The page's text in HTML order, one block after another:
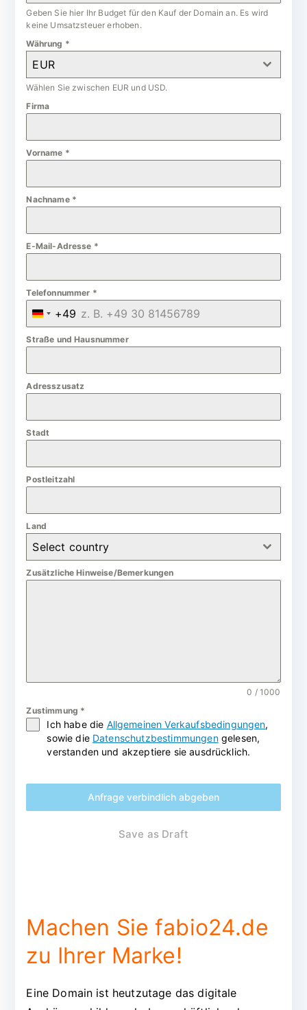
Geben Sie hier Ihr Budget für den Kauf der Domain an. Es wird
keine Umsatzsteuer erhoben.
Währung *
EUR
Wählen Sie zwischen EUR und USD.
Firma
Vorname *
Nachname *
E-Mail-Adresse *
Telefonnummer *
G
e
m
a
y
+49
Straße und Hausnummer
Adresszusatz
Stadt
Postleitzahl
Land
Select country
Zusätzliche Hinweise/Bemerkungen
0 / 1000
Zustimmung *
Ich habe die Allgemeinen Verkaufsbedingungen,
sowie die Datenschutzbestimmungengelesen,
verstanden und akzeptiere sie ausdrücklich.
Anfrage verbindlich abgeben
Save as Draft
Machen Sie fabio24.de
zu Ihrer Marke!
Eine Domain ist heutzutage das digitale